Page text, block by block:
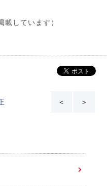
載しています）
＜ ＞